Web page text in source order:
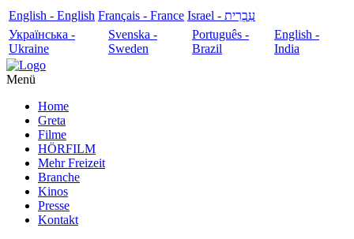
English - English Français - France
עִבְרִית - Israel
Українська -
Ukraine
Svenska -
Sweden
Português -
Brazil
English -
India
Menü
Home
Greta
Filme
HÖRFILM
Mehr Freizeit
Branche
Kinos
Presse
Kontakt